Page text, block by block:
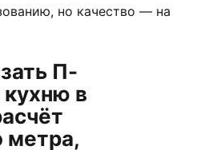
но качество — на